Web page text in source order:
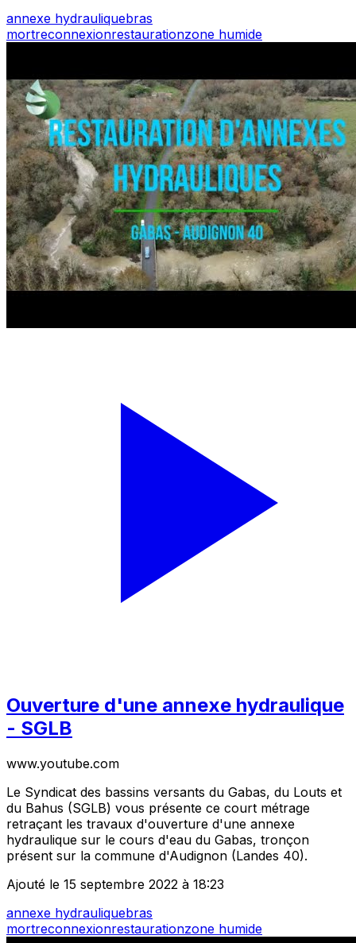
annexe hydrauliquebras
mortreconnexionrestaurationzone humide
Ouverture d'une annexe hydraulique
- SGLB
www.youtube.com
Le Syndicat des bassins versants du Gabas, du Louts et
du Bahus (SGLB) vous présente ce court métrage
retraçant les travaux d'ouverture d'une annexe
hydraulique sur le cours d'eau du Gabas, tronçon
présent sur la commune d'Audignon (Landes 40).
Ajouté le 15 septembre 2022 à 18:23
annexe hydrauliquebras
mortreconnexionrestaurationzone humide